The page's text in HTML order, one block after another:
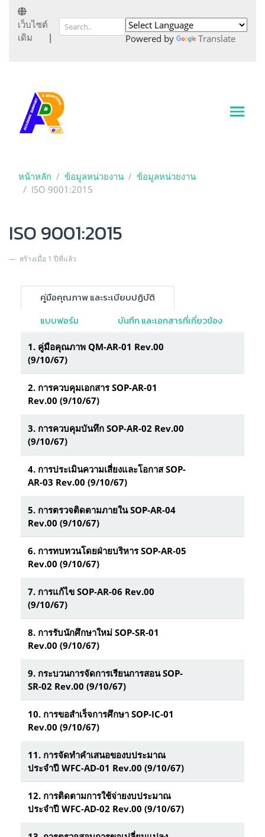
เว็บไซต์
เดิม
| Powered by Translate
หน้าหลัก ข้อมูลหน่วยงาน
ข้อมูลหน่วยงาน
ISO 9001:2015
ISO 9001:2015
สร้างเมื่อ 1 ปีที่แล้ว
คู่มือคุณภาพ และระเบียบปฏิบัติ
แบบฟอร์ม
บันทึก และเอกสารที่เกี่ยวข้อง
1. คู่มือคุณภาพ QM-AR-01 Rev.00
(9/10/67)
2. การควบคุมเอกสาร SOP-AR-01
Rev.00 (9/10/67)
3. การควบคุมบันทึก SOP-AR-02 Rev.00
(9/10/67)
4. การประเมินความเสี่ยงและโอกาส SOP-
AR-03 Rev.00 (9/10/67)
5. การตรวจติดตามภายใน SOP-AR-04
Rev.00 (9/10/67)
6. การทบทวนโดยฝ่ายบริหาร SOP-AR-05
Rev.00 (9/10/67)
7. การแก้ไข SOP-AR-06 Rev.00
(9/10/67)
8. การรับนักศึกษาใหม่ SOP-SR-01
Rev.00 (9/10/67)
9. กระบวนการจัดการเรียนการสอน SOP-
SR-02 Rev.00 (9/10/67)
10. การขอสำเร็จการศึกษา SOP-IC-01
Rev.00 (9/10/67)
11. การจัดทำคำเสนอของบประมาณ
ประจำปี WFC-AD-01 Rev.00 (9/10/67)
12. การติดตามการใช้จ่ายงบประมาณ
ประจำปี WFC-AD-02 Rev.00 (9/10/67)